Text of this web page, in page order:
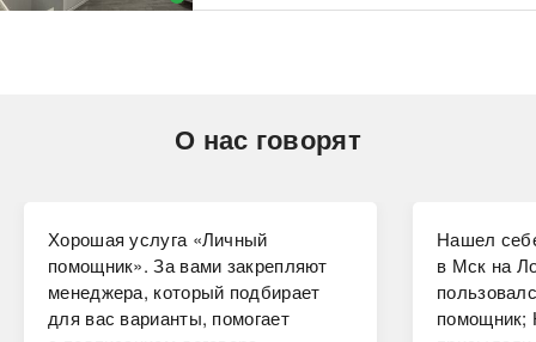
О нас говорят
Хорошая услуга «Личный
помощник». За вами закрепляют
менеджера, который подбирает
для вас варианты, помогает
Нашел
в Мск на
помощник;